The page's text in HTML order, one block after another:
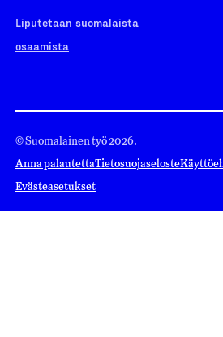
Liputetaan suomalaista
osaamista
© Suomalainen työ 2026.
Anna palautettaTietosuojaseloste
Evästeasetukset